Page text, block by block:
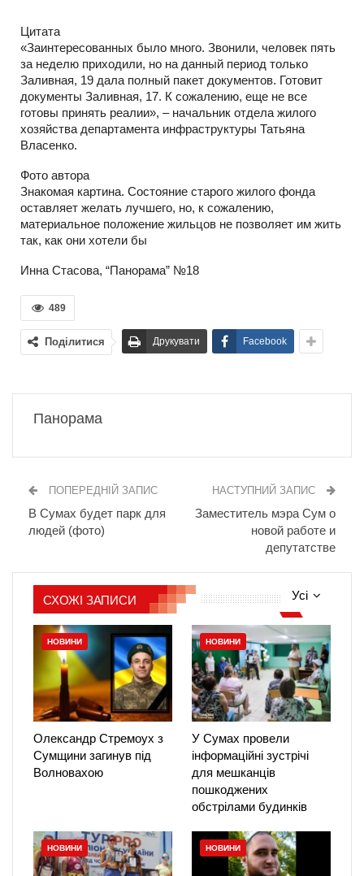
Цитата
«Заинтересованных было много. Звонили, человек пять
за неделю приходили, но на данный период только
Заливная, 19 дала полный пакет документов. Готовит
документы Заливная, 17. К сожалению, еще не все
готовы принять реалии», – начальник отдела жилого
хозяйства департамента инфраструктуры Татьяна
Власенко.
Фото автора
Знакомая картина. Состояние старого жилого фонда
оставляет желать лучшего, но, к сожалению,
материальное положение жильцов не позволяет им жить
так, как они хотели бы
Инна Стасова, “Панорама” №18
489
Поділитися Друкувати Facebook
Панорама
ПОПЕРЕДНІЙ ЗАПИС
В Сумах будет парк для
людей (фото)
НАСТУПНИЙ ЗАПИС
Заместитель мэра Сум о
новой работе и
депутатстве
Усі
СХОЖІ ЗАПИСИ
НОВИНИ
Олександр Стремоух з
Сумщини загинув під
Волновахою
НОВИНИ
У Сумах провели
інформаційні зустрічі
для мешканців
пошкоджених
обстрілами будинків
НОВИНИ НОВИНИ